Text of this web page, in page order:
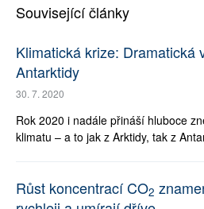
Související články
Klimatická krize: Dramatická
Antarktidy
30. 7. 2020
Rok 2020 i nadále přináší hluboce
klimatu – a to jak z Arktidy, tak z
Růst koncentrací CO2